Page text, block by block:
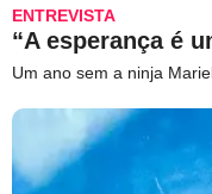
ENTREVISTA
“A esperança é
Um ano sem a ninja